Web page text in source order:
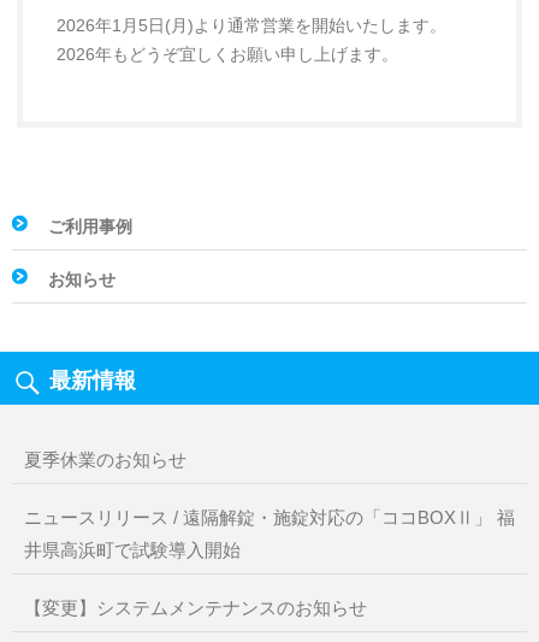
2026年1月5日(月)より通常営業を開始いたします。
2026年もどうぞ宜しくお願い申し上げます。
ご利用事例
お知らせ
最新情報
夏季休業のお知らせ
ニュースリリース / 遠隔解錠・施錠対応の「ココBOXⅡ」 福
井県高浜町で試験導入開始
【変更】システムメンテナンスのお知らせ